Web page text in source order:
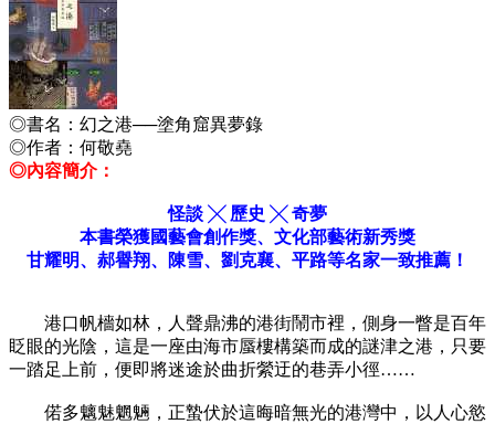
◎書名： 幻之港──塗角窟異夢錄
◎作者：何敬堯
◎內容簡介：
怪談 ╳ 歷史 ╳ 奇夢
本書榮獲國藝會創作獎、文化部藝術新秀獎
甘耀明、郝譽翔、陳雪、劉克襄、平路等名家一致推薦！
港口帆檣如林，人聲鼎沸的港街鬧市裡，側身一瞥是百年
眨眼的光陰，這是一座由海市蜃樓構築而成的謎津之港，只要
一踏足上前，便即將迷途於曲折縈迂的巷弄小徑……
偌多魑魅魍魎，正蟄伏於這晦暗無光的港灣中，以人心慾